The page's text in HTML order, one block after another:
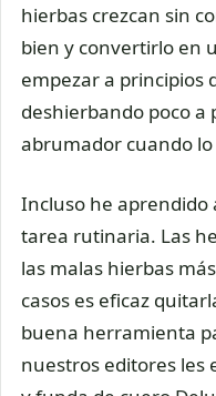
hierbas crezcan sin
bien y convertirlo en
empezar a principios
deshierbando poco a
abrumador cuando
Incluso he aprendido
tarea rutinaria. Las
las malas hierbas
casos es eficaz
buena herramienta
nuestros editores les